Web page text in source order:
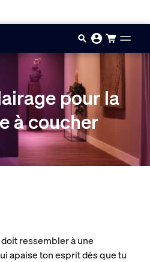
pour la
à coucher
ressembler à une
apaise ton esprit dès que tu